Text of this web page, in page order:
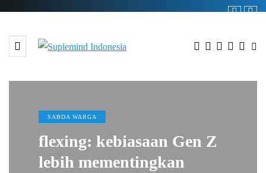
SABDA WARGA
flexing: kebiasaan Gen Z
lebih mementingkan